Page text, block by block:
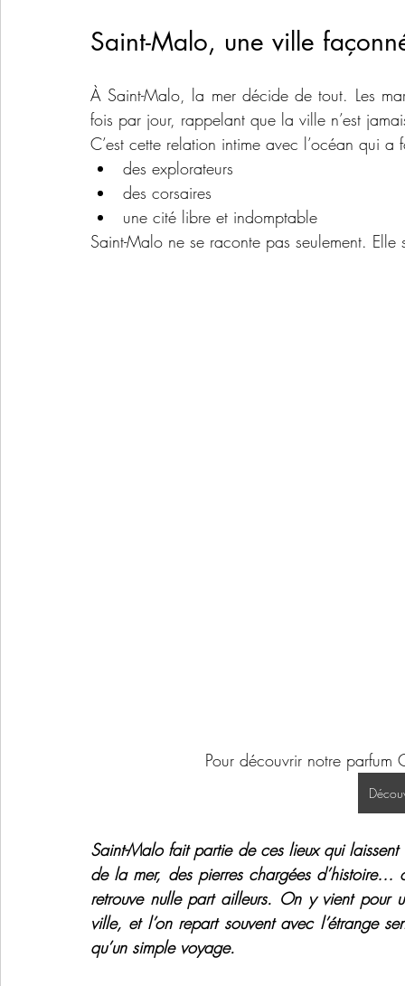
Saint-Malo, une ville
À Saint-Malo, la mer décide de tout. Les
fois par jour, rappelant que la ville n’est
C’est cette relation intime avec l’océan qui a
des explorateurs
des corsaires
une cité libre et indomptable
Saint-Malo ne se raconte pas seulement.
Pour découvrir notre parfum
Saint-Malo fait partie de ces lieux qui
de la mer, des pierres chargées d’histoire…
retrouve nulle part ailleurs. On y vient pour
ville, et l’on repart souvent avec l’étrange
qu’un simple voyage.